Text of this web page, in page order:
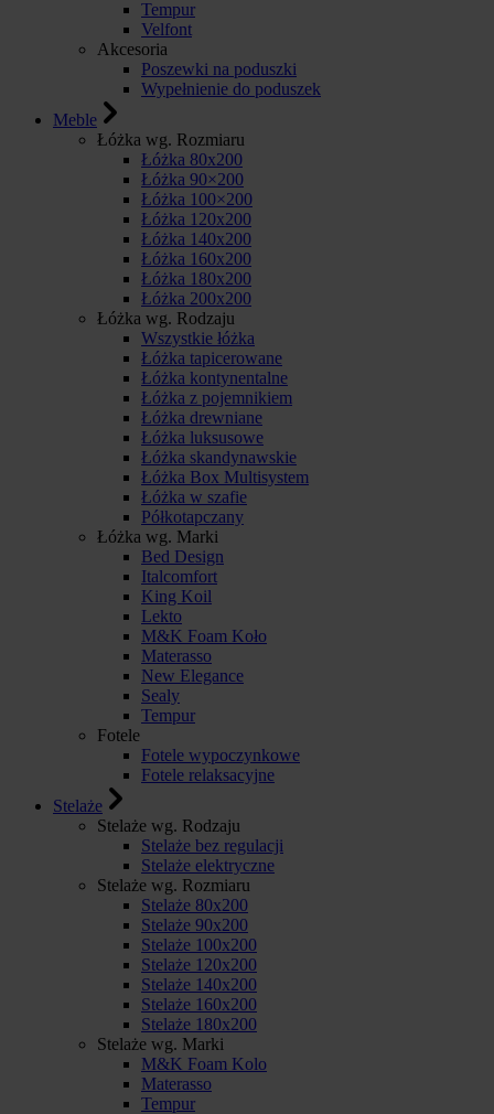
Tempur
Velfont
Akcesoria
Poszewki na poduszki
Wypełnienie do poduszek
Meble
Łóżka wg. Rozmiaru
Łóżka 80x200
Łóżka 90×200
Łóżka 100×200
Łóżka 120x200
Łóżka 140x200
Łóżka 160x200
Łóżka 180x200
Łóżka 200x200
Łóżka wg. Rodzaju
Wszystkie łóżka
Łóżka tapicerowane
Łóżka kontynentalne
Łóżka z pojemnikiem
Łóżka drewniane
Łóżka luksusowe
Łóżka skandynawskie
Łóżka Box Multisystem
Łóżka w szafie
Półkotapczany
Łóżka wg. Marki
Bed Design
Italcomfort
King Koil
Lekto
M&K Foam Koło
Materasso
New Elegance
Sealy
Tempur
Fotele
Fotele wypoczynkowe
Fotele relaksacyjne
Stelaże
Stelaże wg. Rodzaju
Stelaże bez regulacji
Stelaże elektryczne
Stelaże wg. Rozmiaru
Stelaże 80x200
Stelaże 90x200
Stelaże 100x200
Stelaże 120x200
Stelaże 140x200
Stelaże 160x200
Stelaże 180x200
Stelaże wg. Marki
M&K Foam Kolo
Materasso
Tempur